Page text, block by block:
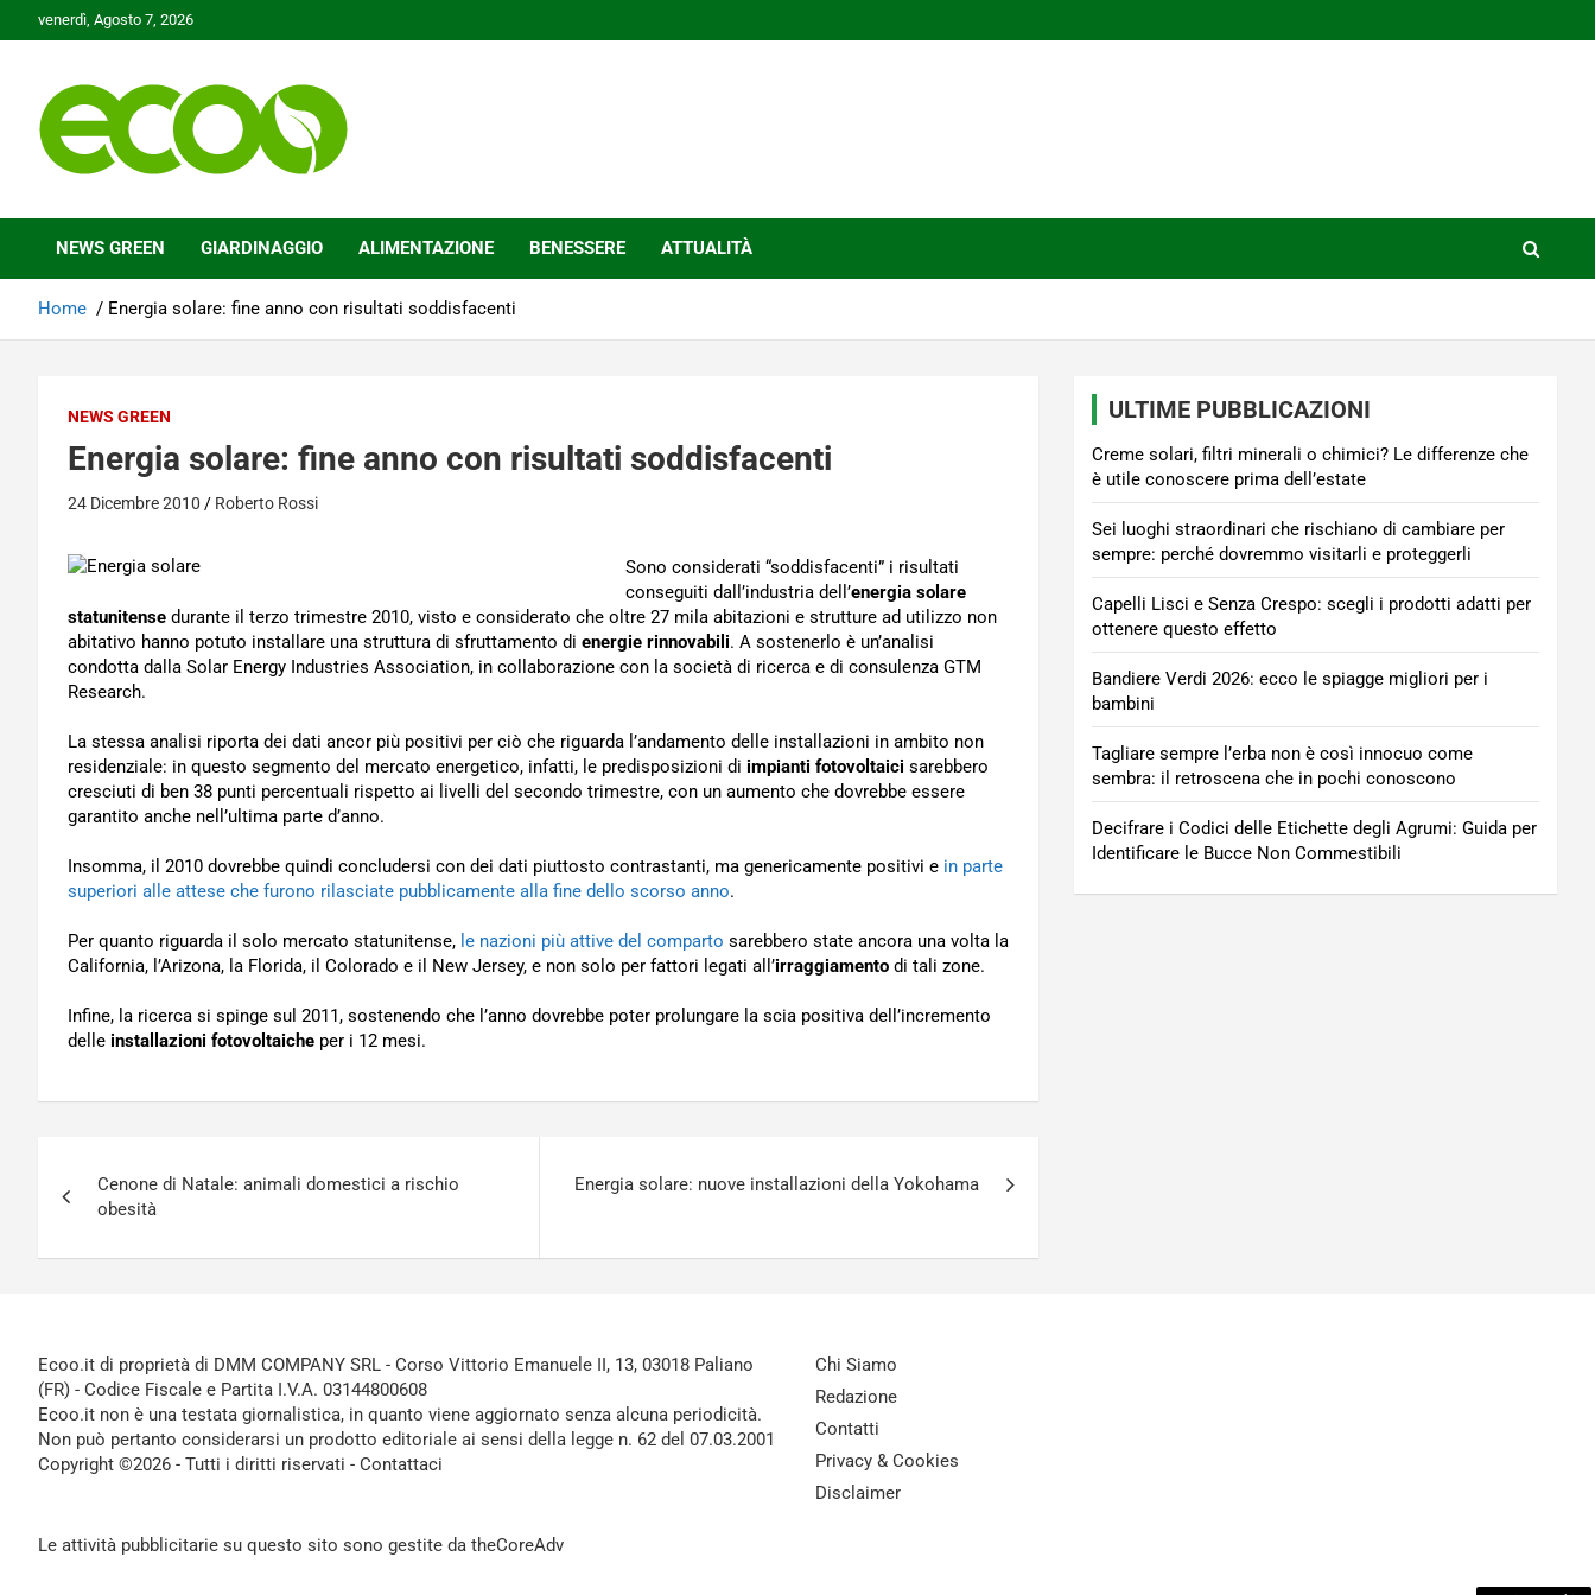
to
venerdì, Agosto 7, 2026
Ecoo.it
NEWS GREEN GIARDINAGGIO ALIMENTAZIONE BENESSERE ATTUALITÀ
Home Energia solare: fine anno con risultati soddisfacenti
NEWS GREEN
Energia solare: fine anno con risultati soddisfacenti
24 Dicembre 2010 Roberto Rossi
Sono considerati “soddisfacenti” i risultati
conseguiti dall’industria dell’energia solare
statunitense durante il terzo trimestre 2010, visto e considerato che oltre 27 mila abitazioni e strutture ad utilizzo non
abitativo hanno potuto installare una struttura di sfruttamento di energie rinnovabili. A sostenerlo è un’analisi
condotta dalla Solar Energy Industries Association, in collaborazione con la società di ricerca e di consulenza GTM
Research.
La stessa analisi riporta dei dati ancor più positivi per ciò che riguarda l’andamento delle installazioni in ambito non
residenziale: in questo segmento del mercato energetico, infatti, le predisposizioni di impianti fotovoltaici sarebbero
cresciuti di ben 38 punti percentuali rispetto ai livelli del secondo trimestre, con un aumento che dovrebbe essere
garantito anche nell’ultima parte d’anno.
Insomma, il 2010 dovrebbe quindi concludersi con dei dati piuttosto contrastanti, ma genericamente positivi e in parte
superiori alle attese che furono rilasciate pubblicamente alla fine dello scorso anno.
Per quanto riguarda il solo mercato statunitense, le nazioni più attive del comparto sarebbero state ancora una volta la
California, l’Arizona, la Florida, il Colorado e il New Jersey, e non solo per fattori legati all’irraggiamento di tali zone.
Infine, la ricerca si spinge sul 2011, sostenendo che l’anno dovrebbe poter prolungare la scia positiva dell’incremento
delle installazioni fotovoltaiche per i 12 mesi.
articoli
Cenone di Natale: animali domestici a rischio
obesità
Energia solare: nuove installazioni della Yokohama
ULTIME PUBBLICAZIONI
Creme solari, filtri minerali o chimici? Le differenze che
è utile conoscere prima dell’estate
Sei luoghi straordinari che rischiano di cambiare per
sempre: perché dovremmo visitarli e proteggerli
Capelli Lisci e Senza Crespo: scegli i prodotti adatti per
ottenere questo effetto
Bandiere Verdi 2026: ecco le spiagge migliori per i
bambini
Tagliare sempre l’erba non è così innocuo come
sembra: il retroscena che in pochi conoscono
Decifrare i Codici delle Etichette degli Agrumi: Guida per
Identificare le Bucce Non Commestibili
Ecoo.it di proprietà di DMM COMPANY SRL - Corso Vittorio Emanuele II, 13, 03018 Paliano
(FR) - Codice Fiscale e Partita I.V.A. 03144800608
Ecoo.it non è una testata giornalistica, in quanto viene aggiornato senza alcuna periodicità.
Non può pertanto considerarsi un prodotto editoriale ai sensi della legge n. 62 del 07.03.2001
Copyright ©2026 - Tutti i diritti riservati - Contattaci
Le attività pubblicitarie su questo sito sono gestite da theCoreAdv
Chi Siamo
Redazione
Contatti
Privacy & Cookies
Disclaimer